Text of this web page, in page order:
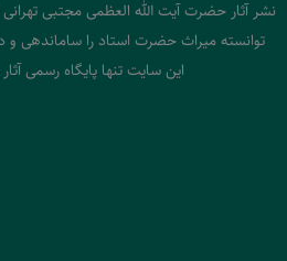
نشر آثار حضرت آیت الله العظمی مجتبی تهرانی
توانسته میراث حضرت استاد را ساماندهی
این سایت تنها پایگاه رسمی